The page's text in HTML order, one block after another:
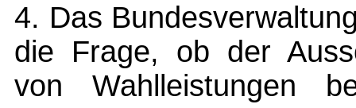
4. Das
die Frage, ob der
von Wahlleistungen